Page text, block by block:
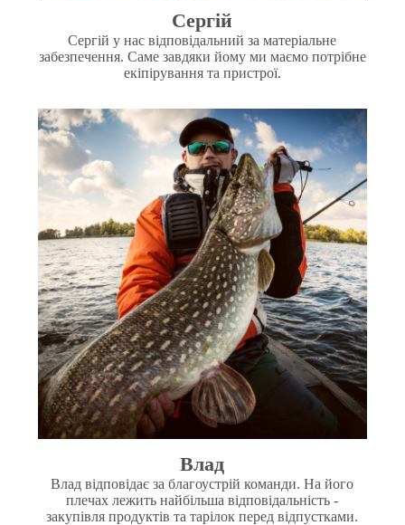
Сергій
Сергій у нас відповідальний за матеріальне
забезпечення. Саме завдяки йому ми маємо потрібне
екіпірування та пристрої.
Влад
Влад відповідає за благоустрій команди. На його
плечах лежить найбільша відповідальність -
закупівля продуктів та тарілок перед відпустками.